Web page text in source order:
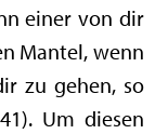
einer von dir
Mantel, wenn
zu gehen, so
Um diesen